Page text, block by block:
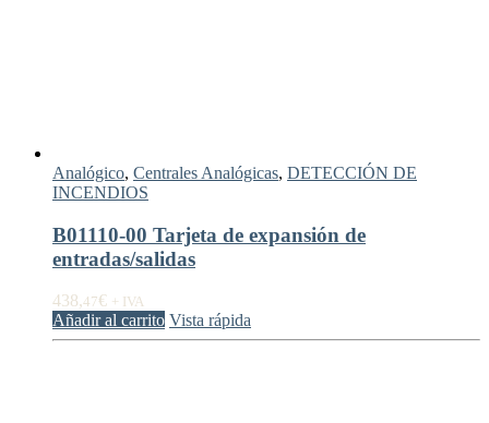
Analógico, Centrales Analógicas, DETECCIÓN DE
INCENDIOS
B01110-00 Tarjeta de expansión de
entradas/salidas
438,47€ + IVA
Añadir al carrito Vista rápida